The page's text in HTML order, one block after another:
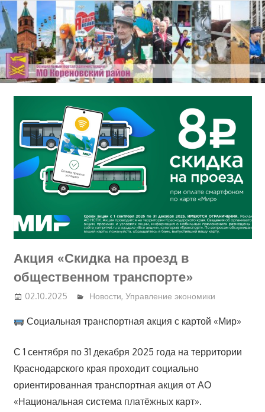
Перейти
к
содержимому
Акция «Скидка на проезд в
общественном транспорте»
02.10.2025 Новости, Управление экономики
Социальная транспортная акция с картой «Мир»
С 1 сентября по 31 декабря 2025 года на территории
Краснодарского края проходит социально
ориентированная транспортная акция от АО
«Национальная система платёжных карт».